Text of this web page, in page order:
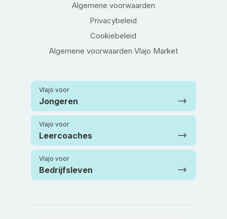
Algemene voorwaarden
Privacybeleid
Cookiebeleid
Algemene voorwaarden Vlajo Market
Vlajo voor
Jongeren
Vlajo voor
Leercoaches
Vlajo voor
Bedrijfsleven